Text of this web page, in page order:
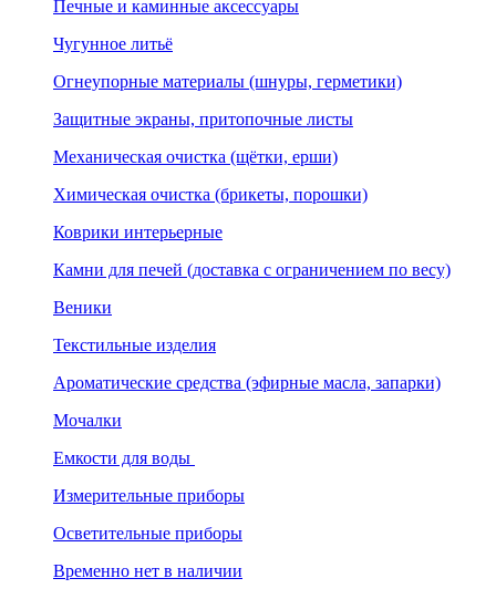
Печные и каминные аксессуары
Чугунное литьё
Огнеупорные материалы (шнуры, герметики)
Защитные экраны, притопочные листы
Механическая очистка (щётки, ерши)
Химическая очистка (брикеты, порошки)
Коврики интерьерные
Камни для печей (доставка с ограничением по весу)
Веники
Текстильные изделия
Ароматические средства (эфирные масла, запарки)
Мочалки
Емкости для воды
Измерительные приборы
Осветительные приборы
Временно нет в наличии